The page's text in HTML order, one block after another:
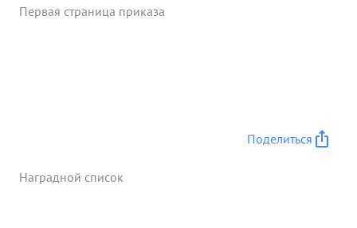
направлении, сбила 32 самолета противника,
начала вести активные боевые действия. Сбила и
воздушных боях потерь не имела. Сделала за 5
Первая страница приказа
Поделиться
Наградной список